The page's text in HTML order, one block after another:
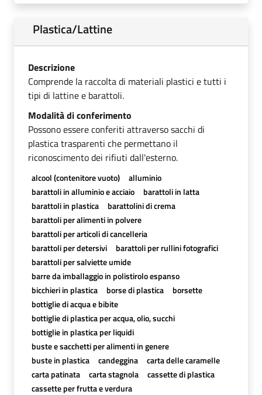
Plastica/Lattine
Descrizione
Comprende la raccolta di materiali plastici e tutti i
tipi di lattine e barattoli.
Modalità di conferimento
Possono essere conferiti attraverso sacchi di
plastica trasparenti che permettano il
riconoscimento dei rifiuti dall'esterno.
alcool (contenitore vuoto)
alluminio
barattoli in alluminio e acciaio
barattoli in latta
barattoli in plastica
barattolini di crema
barattoli per alimenti in polvere
barattoli per articoli di cancelleria
barattoli per detersivi
barattoli per rullini fotografici
barattoli per salviette umide
barre da imballaggio in polistirolo espanso
bicchieri in plastica
borse di plastica
borsette
bottiglie di acqua e bibite
bottiglie di plastica per acqua, olio, succhi
bottiglie in plastica per liquidi
buste e sacchetti per alimenti in genere
buste in plastica
candeggina
carta delle caramelle
carta patinata
carta stagnola
cassette di plastica
cassette per frutta e verdura